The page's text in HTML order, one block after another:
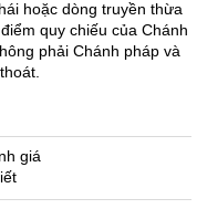
hoặc dòng truyền thừa
quy chiếu của Chánh
phải Chánh pháp và
giá